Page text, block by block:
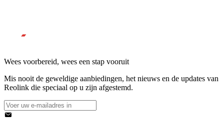
Wees voorbereid, wees een stap vooruit
Mis nooit de geweldige aanbiedingen, het nieuws en de updates van
Reolink die speciaal op u zijn afgestemd.